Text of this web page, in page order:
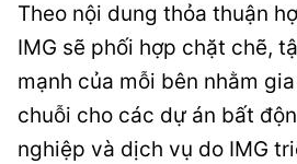
Theo nội dung thỏa thuận
IMG sẽ phối hợp chặt chẽ,
mạnh của mỗi bên nhằm
chuỗi cho các dự án bất
nghiệp và dịch vụ do IMG